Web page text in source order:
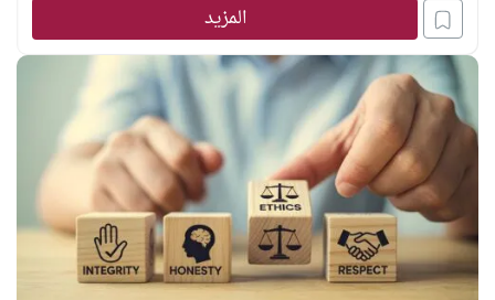
المزيد